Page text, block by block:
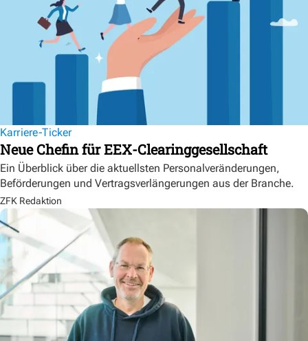
Karriere-Ticker
Neue Chefin für EEX-Clearinggesellschaft
Ein Überblick über die aktuellsten Personalveränderungen,
Beförderungen und Vertragsverlängerungen aus der Branche.
ZFK Redaktion